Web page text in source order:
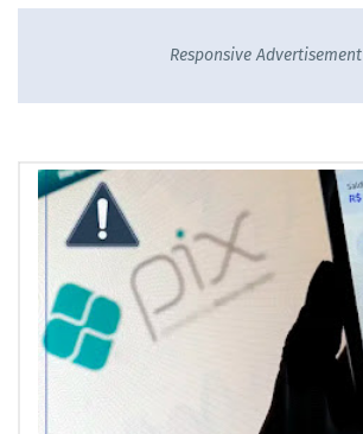
Responsive Advertisement